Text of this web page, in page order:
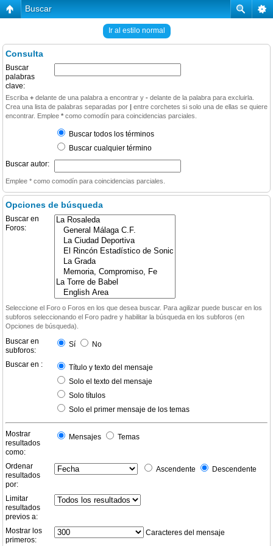
Buscar
Ir al estilo normal
Consulta
Buscar
palabras
clave:
Escriba + delante de una palabra a encontrar y - delante de la palabra para excluirla.
Crea una lista de palabras separadas por | entre corchetes si solo una de ellas se quiere
encontrar. Emplee * como comodín para coincidencias parciales.
Buscar todos los términos
Buscar cualquier término
Buscar autor:
Emplee * como comodín para coincidencias parciales.
Opciones de búsqueda
Buscar en
Foros:
Seleccione el Foro o Foros en los que desea buscar. Para agilizar puede buscar en los
subforos seleccionando el Foro padre y habilitar la búsqueda en los subforos (en
Opciones de búsqueda).
Buscar en
subforos:
Sí No
Buscar en :
Título y texto del mensaje
Solo el texto del mensaje
Solo títulos
Solo el primer mensaje de los temas
Mostrar
resultados
como:
Mensajes Temas
Ordenar
resultados
por:
Ascendente Descendente
Limitar
resultados
previos a:
Mostrar los
primeros:
Caracteres del mensaje